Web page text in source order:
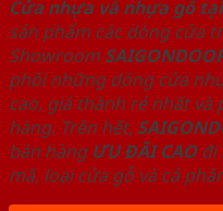
Cửa nhựa và nhựa gỗ tại
sản phẩm các dòng cửa
Showroom
phối những dòng cửa
cao, giá thành rẻ nhất và
hàng. Trên hết,
bán hàng ƯU ĐÃI CAOđi
mã, loại cửa gỗ và cả